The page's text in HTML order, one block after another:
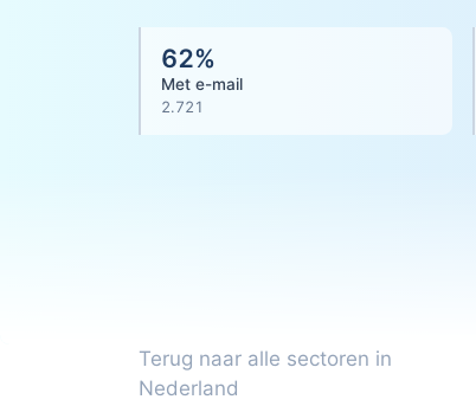
62%
Met e-mail
2.721
Terug naar alle sectoren in
Nederland